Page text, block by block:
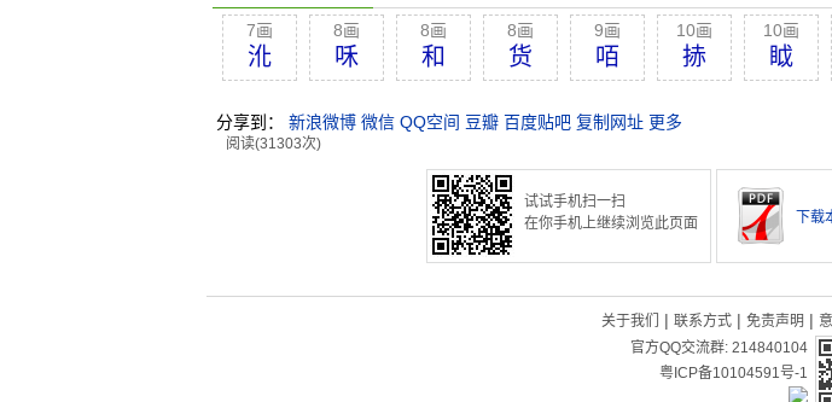
7画
沎
8画
咊
8画
和
8画
货
9画
咟
10画
捇
10画
眓
分享到： 新浪微博 微信 QQ空间 豆瓣 百度贴吧 复制网址 更多
阅读(31303次)
试试手机扫一扫
在你手机上继续浏览此页面
下
关于我们 | 联系方式 | 免责声明 |
官方QQ交流群: 214840104
粤ICP备10104591号-1